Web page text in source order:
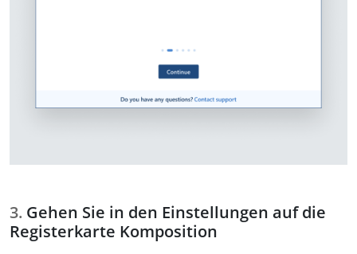
Gehen Sie in den Einstellungen auf die
Registerkarte Komposition